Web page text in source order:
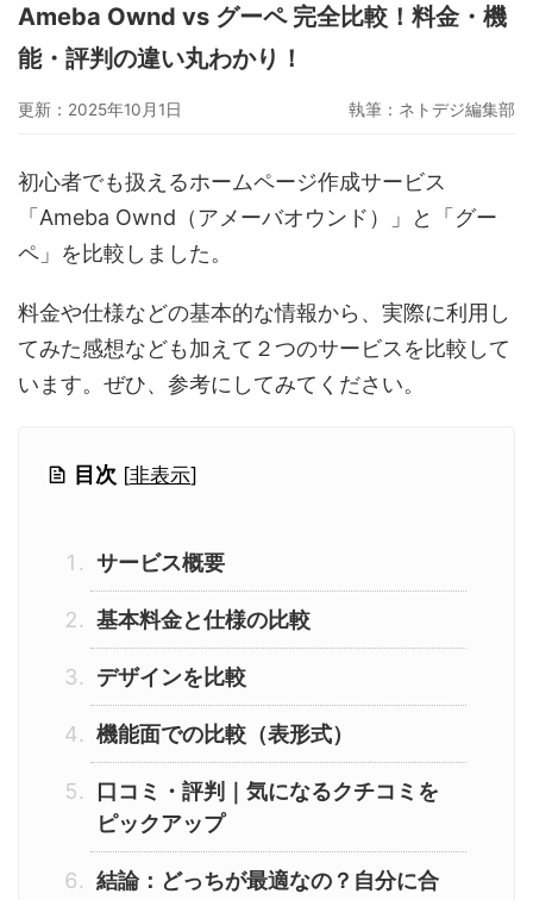
グーペ デジタルコンテンツ販売
Ameba Ownd vs グーペ 完全比較！料金・機
能・評判の違い丸わかり！
更新：2025年10月1日 執筆： ネトデジ編集部
初心者でも扱えるホームページ作成サービス
「Ameba Ownd（アメーバオウンド）」と「グー
ペ」を比較しました。
料金や仕様などの基本的な情報から、実際に利用し
てみた感想なども加えて２つのサービスを比較して
います。ぜひ、参考にしてみてください。
目次 [非表示]
サービス概要
基本料金と仕様の比較
デザインを比較
機能面での比較（表形式）
口コミ・評判｜気になるクチコミを
ピックアップ
結論：どっちが最適なの？自分に合